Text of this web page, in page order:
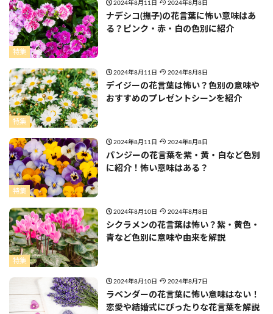
特集
2024年8月11日 2024年8月8日
ナデシコ(撫子)の花言葉に怖い意味はあ
る？ピンク・赤・白の色別に紹介
特集
2024年8月11日 2024年8月8日
デイジーの花言葉は怖い？色別の意味や
おすすめのプレゼントシーンを紹介
特集
2024年8月11日 2024年8月8日
パンジーの花言葉を紫・黄・白など色別
に紹介！怖い意味はある？
特集
2024年8月10日 2024年8月8日
シクラメンの花言葉は怖い？紫・黄色・
青など色別に意味や由来を解説
2024年8月10日 2024年8月7日
ラベンダーの花言葉に怖い意味はない！
恋愛や結婚式にぴったりな花言葉を解説